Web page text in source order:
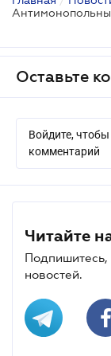
Оставьте
Войдите, чтобы
комментарий
Читайте
Подпишитесь,
новостей.